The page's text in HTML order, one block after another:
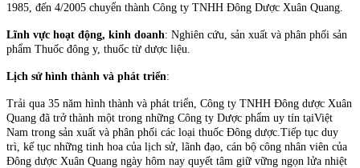
1985, đến 4/2005 chuyển thành Công ty TNHH Đông Dược Xuân Quang.
Lĩnh vực hoạt động, kinh doanh: Nghiên cứu, sản xuất và phân phối sản
phẩm Thuốc đông y, thuốc từ dược liệu.
Lịch sử hình thành và phát triển:
Trải qua 35 năm hình thành và phát triển, Công ty TNHH Đông dược Xuân
Quang đã trở thành một trong những Công ty Dược phẩm uy tín tạiViệt
Nam trong sản xuất và phân phối các loại thuốc Đông dược.Tiếp tục duy
trì, kế tục những tinh hoa của lịch sử, lãnh đạo, cán bộ công nhân viên của
Đông dược Xuân Quang ngày hôm nay quyết tâm giữ vững ngọn lửa nhiệt